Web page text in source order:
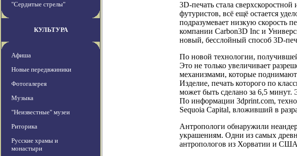
"Сердитые стрелы"
КУЛЬТУРА
Афиша
Новые передвжиники
Фотогалерея
Музыка
"Неизвестные" музеи
Риторика
Русские храмы и
монастыри
3D-печать стала
футуристов, всё ещё остается
подразумевает низкую скорость
компании Carbon3D Inc и
новый, бесслойный способ 3D-
По новой технологии,
Это не только увеличивает
механизмами, которые поднимают
Изделие, печать которого по
может быть сделано за 6,5 минут.
По информации 3dprint.com,
Sequoia Capital, вложивший в
Антропологи обнаружили
украшениям. Одни из самых
антропологов из Хорватии и